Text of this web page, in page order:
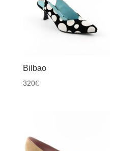
Bilbao
320€